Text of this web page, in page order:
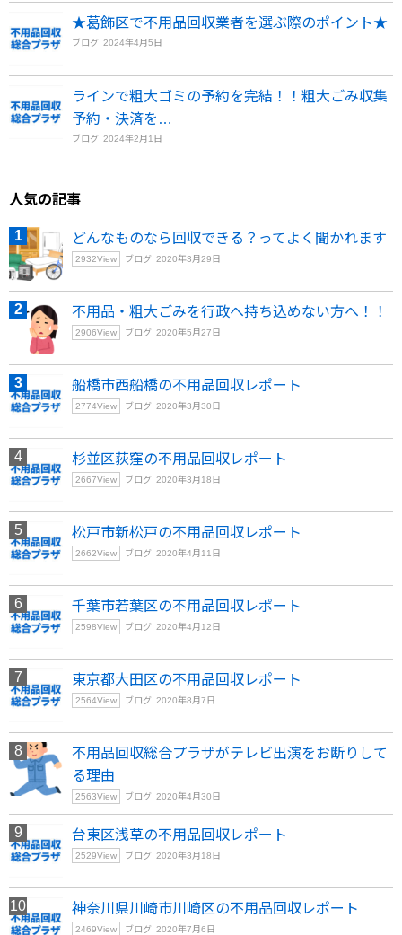
★葛飾区で不用品回収業者を選ぶ際のポイント★
ブログ 2024年4月5日
ラインで粗大ゴミの予約を完結！！粗大ごみ収集
予約・決済を…
ブログ 2024年2月1日
人気の記事
どんなものなら回収できる？ってよく聞かれます
2932View ブログ 2020年3月29日
不用品・粗大ごみを行政へ持ち込めない方へ！！
2906View ブログ 2020年5月27日
船橋市西船橋の不用品回収レポート
2774View ブログ 2020年3月30日
杉並区荻窪の不用品回収レポート
2667View ブログ 2020年3月18日
松戸市新松戸の不用品回収レポート
2662View ブログ 2020年4月11日
千葉市若葉区の不用品回収レポート
2598View ブログ 2020年4月12日
東京都大田区の不用品回収レポート
2564View ブログ 2020年8月7日
不用品回収総合プラザがテレビ出演をお断りして
る理由
2563View ブログ 2020年4月30日
台東区浅草の不用品回収レポート
2529View ブログ 2020年3月18日
神奈川県川崎市川崎区の不用品回収レポート
2469View ブログ 2020年7月6日